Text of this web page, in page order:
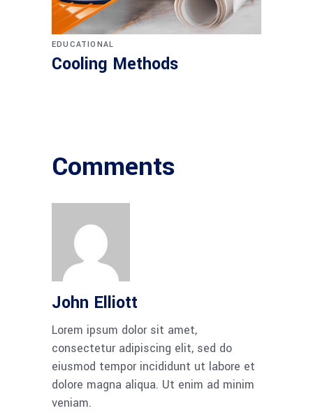
EDUCATIONAL
Cooling Methods
Comments
John Elliott
Lorem ipsum dolor sit amet,
consectetur adipiscing elit, sed do
eiusmod tempor incididunt ut labore et
dolore magna aliqua. Ut enim ad minim
veniam.